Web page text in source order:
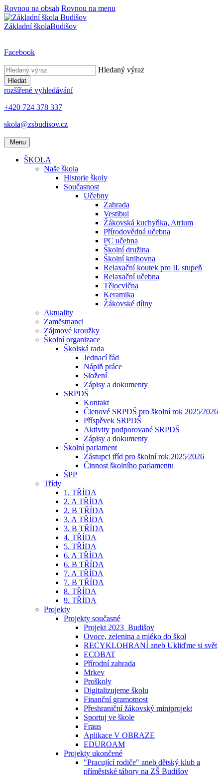
Rovnou na obsah Rovnou na menu
Základní školaBudišov
Facebook
Hledaný výraz
Hledat
rozšířené vyhledávání
+420 724 378 337
skola@zsbudisov.cz
Menu
ŠKOLA
Naše škola
Historie školy
Současnost
Učebny
Zahrada
Vestibul
Žákovská kuchyňka, Atrium
Přírodovědná učebna
PC učebna
Školní družina
Školní knihovna
Relaxační koutek pro II. stupeň
Relaxační učebna
Tělocvična
Keramika
Žákovské dílny
Aktuality
Zaměstnanci
Zájmové kroužky
Školní organizace
Školská rada
Jednací řád
Náplň práce
Složení
Zápisy a dokumenty
SRPDŠ
Kontakt
Členové SRPDŠ pro školní rok 2025⁄2026
Příspěvek SRPDŠ
Aktivity podporované SRPDŠ
Zápisy a dokumenty
Školní parlament
Zástupci tříd pro školní rok 2025⁄2026
Činnost školního parlamentu
ŠPP
Třídy
1. TŘÍDA
2. A TŘÍDA
2. B TŘÍDA
3. A TŘÍDA
3. B TŘÍDA
4. TŘÍDA
5. TŘÍDA
6. A TŘÍDA
6. B TŘÍDA
7. A TŘÍDA
7. B TŘÍDA
8. TŘÍDA
9. TŘÍDA
Projekty
Projekty současné
Projekt 2023_Budišov
Ovoce, zelenina a mléko do škol
RECYKLOHRANÍ aneb Ukliďme si svět
ECOBAT
Přírodní zahrada
Mrkev
Proškoly
Digitalizujeme školu
Finanční gramotnost
Přeshraniční žákovský miniprojekt
Sportuj ve škole
Fraus
Aplikace V OBRAZE
EDUROAM
Projekty ukončené
"Pracující rodiče" aneb dětský klub a
příměstské tábory na ZŠ Budišov